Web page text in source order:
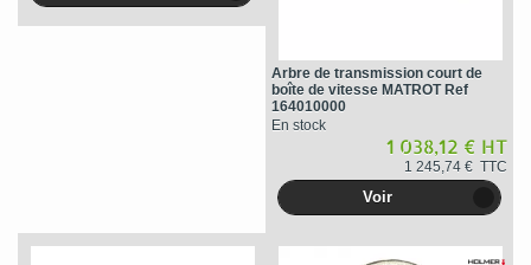
Arbre de transmission court de
boîte de vitesse MATROT Ref
164010000
En stock
1 038,12 € HT
1 245,74 € TTC
Voir